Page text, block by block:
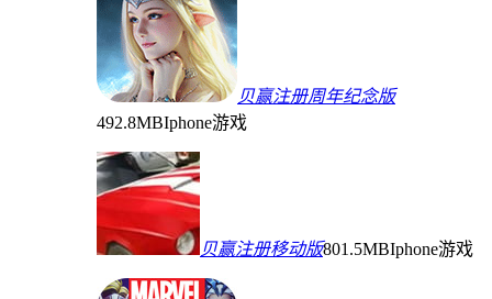
贝赢注册周年纪念版
492.8MBIphone游戏
贝赢注册移动版801.5MBIphone游戏